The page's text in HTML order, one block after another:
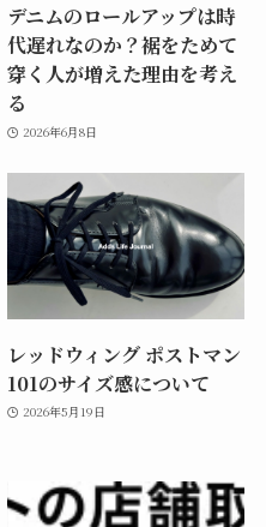
デニムのロールアップは時
代遅れなのか？裾をためて
穿く人が増えた理由を考え
る
2026年6月8日
レッドウィング ポストマン
101のサイズ感について
2026年5月19日